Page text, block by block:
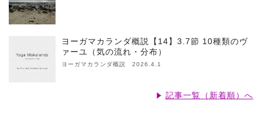
ヨーガマカランダ概説【14】3.7節 10種類のヴ
ァーユ（気の流れ・分布）
ヨーガマカランダ概説 2026.4.1
記事一覧（新着順）へ